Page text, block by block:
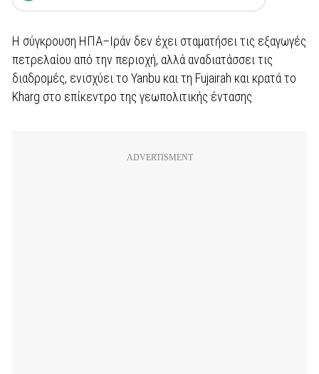
Η σύγκρουση ΗΠΑ–Ιράν δεν έχει σταματήσει τις εξαγωγές
πετρελαίου από την περιοχή, αλλά αναδιατάσσει τις
διαδρομές, ενισχύει το Yanbu και τη Fujairah και κρατά το
Kharg στο επίκεντρο της γεωπολιτικής έντασης